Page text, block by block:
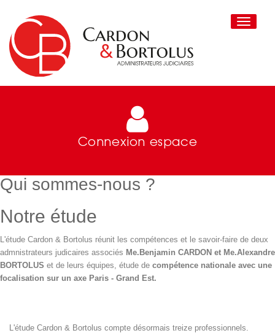
Toggle
Connexion espace
Qui sommes-nous ?
Notre étude
L'étude Cardon & Bortolus réunit les compétences et le savoir-faire de deux
admnistrateurs judicaires associés Me.Benjamin CARDON et Me.Alexandre
BORTOLUS et de leurs équipes, étude de compétence nationale avec une
focalisation sur un axe Paris - Grand Est.
L'étude Cardon & Bortolus compte désormais treize professionnels.